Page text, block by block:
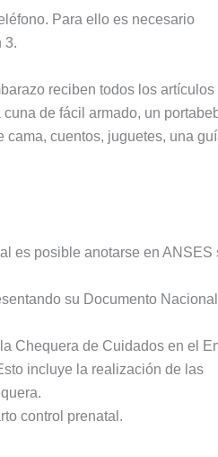
Para ello es necesario
3.
reciben todos los artículos
de fácil armado, un
cuentos, juguetes, una
es posible anotarse en ANSES
su Documento
Chequera de Cuidados en el
incluye la realización de las
control prenatal.